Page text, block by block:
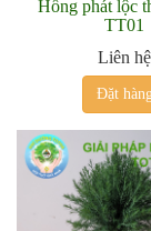
Hồng phát lộc
TT01
Liên hệ
Đặt